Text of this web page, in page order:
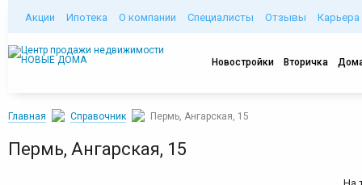
Акции Ипотека О компании Специалисты Отзывы Карьера
Новостройки Вторичка
Главная Справочник Пермь, Ангарская, 15
Пермь, Ангарская, 15